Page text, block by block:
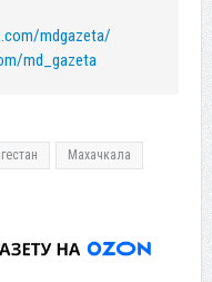
mdgazeta/
md_gazeta
Махачкала